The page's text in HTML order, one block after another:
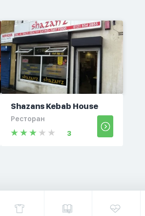
Shazans Kebab House
Ресторан
3